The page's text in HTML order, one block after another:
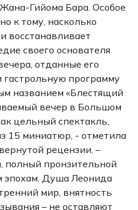
Гийома Бара. Особое
к тому, насколько
восстанавливает
своего основателя
отданные его
программу
названием «Блестящий
вечер в Большом
цельный спектакль,
15 миниатюр, - отметила
рецензии. –
пронзительной
эпохам. Душа Леонида
мир, внятность
– не оставляют